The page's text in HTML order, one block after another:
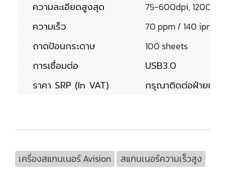
ความละเอียดสูงสุด 75-600dpi, 1200dpi
ความเร็ว 70 ppm / 140 ipm
ถาดป้อนกระดาษ 100 sheets
การเชื่อมต่อ
USB3.0
ราคา SRP (In VAT)
กรุณาติดต่อฝ่ายขา
เครื่องสแกนเนอร์ Avision สแกนเนอร์ความเร็วสูง